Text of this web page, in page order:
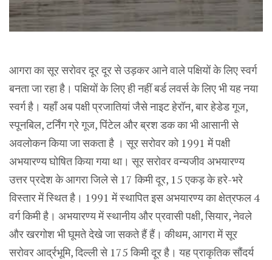
आगरा का सूर सरोवर दूर दूर से उड़कर आने वाले पक्षियों के लिए स्वर्ग
बनता जा रहा है। पक्षियों के लिए ही नहीं बर्ड लवर्स के लिए भी यह नया
स्वर्ग है। यहाँ अब पक्षी प्रजातियां जैसे नाइट हेरॉन, बार हेडेड गूज,
स्पूनबिल, टर्निंग ग्रे गूज, पिंटेल और ब्रश डक का भी आसानी से
अवलोकन किया जा सकता है । सूर सरोवर को 1991 में पक्षी
अभयारण्य घोषित किया गया था। सूर सरोवर वन्यजीव अभयारण्य
उत्तर प्रदेश के आगरा जिले से 17 किमी दूर, 15 एकड़ के हरे-भरे
विस्तार में स्थित है। 1991 में स्थापित इस अभयारण्य का क्षेत्रफल 4
वर्ग किमी है। अभयारण्य में स्थानीय और प्रवासी पक्षी, सियार, नेवले
और खरगोश भी घूमते देखे जा सकते हैं हैं। कीथम, आगरा में सूर
सरोवर आर्द्रभूमि, दिल्ली से 175 किमी दूर है। यह प्राकृतिक सौंदर्य